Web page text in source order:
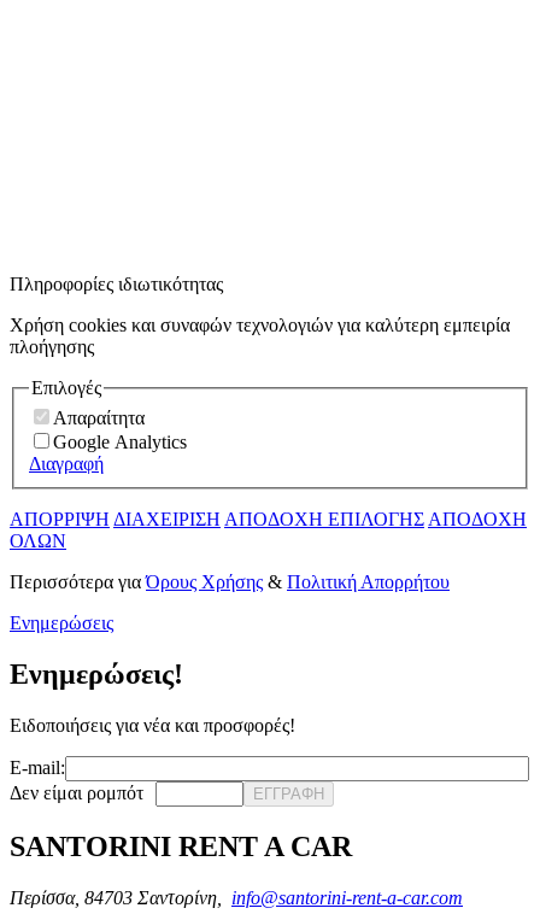
Πληροφορίες ιδιωτικότητας
Χρήση cookies και συναφών τεχνολογιών για καλύτερη εμπειρία
πλοήγησης
Επιλογές
Απαραίτητα
Google Analytics
Διαγραφή
ΑΠΟΡΡΙΨΗ ΔΙΑΧΕΙΡΙΣΗ ΑΠΟΔΟΧΗ ΕΠΙΛΟΓΗΣ ΑΠΟΔΟΧΗ
ΟΛΩΝ
Περισσότερα γιαΌρους Χρήσης & Πολιτική Απορρήτου
Ενημερώσεις
Ενημερώσεις!
Ειδοποιήσεις για νέα και προσφορές!
E-mail:
Δεν είμαι ρομπότ
ΕΓΓΡΑΦΗ
SANTORINI RENT A CAR
Περίσσα, 84703 Σαντορίνη, info@santorini-rent-a-car.com